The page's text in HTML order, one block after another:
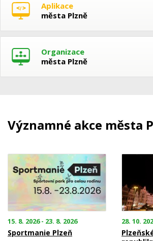
Aplikace
města Plzně
Organizace
města Plzně
Významné akce města
15. 8. 2026 - 23. 8. 2026
Sportmanie Plzeň
28. 10.